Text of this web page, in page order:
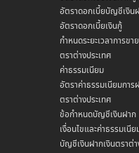
อัตราดอกเบี้ยบัญชีเงิน
อัตราดอกเบี้ยเงินกู้
กำหนดระยะเวลาการข
ตราต่างประเทศ
ค่าธรรมเนียม
อัตราค่าธรรมเนียมกา
ตราต่างประเทศ
ข้อกำหนดบัญชีเงินฝาก
เงื่อนไขและค่าธรรมเนี
บัญชีเงินฝากเงินตราต่า